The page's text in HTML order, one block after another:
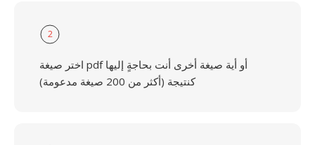
2
اختر صيغة pdf أو أية صيغة أخرى أنت بحاجةٍ إليها
كنتيجة (أكثر من 200 صيغة مدعومة)